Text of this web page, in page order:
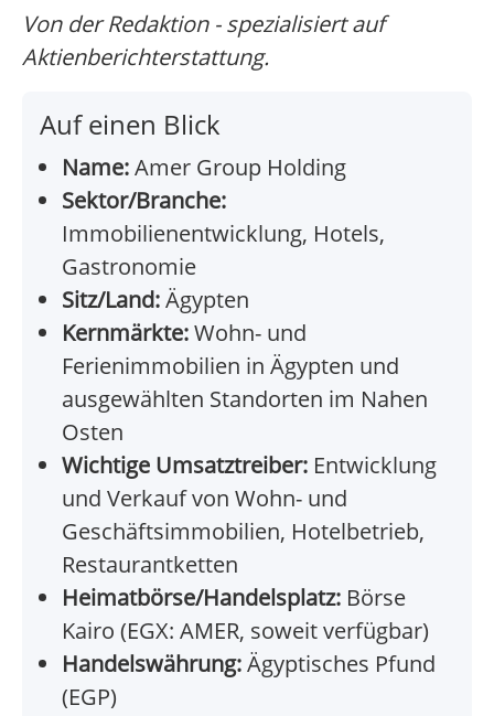
Von der Redaktion - spezialisiert auf
Aktienberichterstattung.
Auf einen Blick
Name:Amer Group Holding
Sektor/Branche:
Immobilienentwicklung, Hotels,
Gastronomie
Sitz/Land:Ägypten
Kernmärkte:Wohn- und
Ferienimmobilien in Ägypten und
ausgewählten Standorten im Nahen
Osten
Wichtige Umsatztreiber: Entwicklung
und Verkauf von Wohn- und
Geschäftsimmobilien, Hotelbetrieb,
Restaurantketten
Heimatbörse/Handelsplatz: Börse
Kairo (EGX: AMER, soweit verfügbar)
Handelswährung:Ägyptisches Pfund
(EGP)